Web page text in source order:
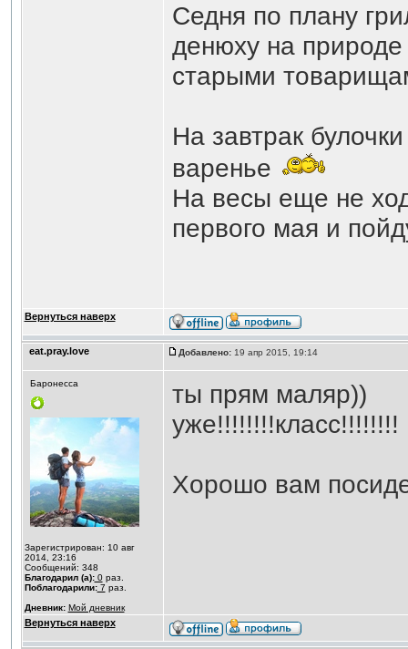
Седня по плану
денюху на природе
старыми
На завтрак
варенье
На весы еще не
первого мая и
Вернуться наверх
eat.pray.love Добавлено:19 апр 2015, 19:14
Баронесса
Зарегистрирован: 10 авг
2014, 23:16
Сообщений: 348
Благодарил (а):0раз.
Поблагодарили:7 раз.
Дневник: Мой дневник
ты прям маляр))
уже!!!!!!!!класс!!!!!!!!
Хорошо вам
Вернуться наверх